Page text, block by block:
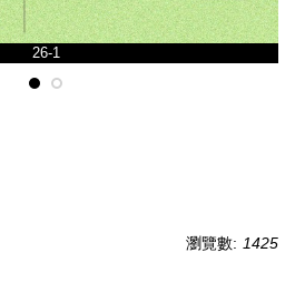
26-1
瀏覽數: 1425